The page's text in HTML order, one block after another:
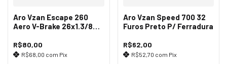
Aro Vzan Escape 260
Aero V-Brake 26x1.3/8
R$80,00
R$68,00 com Pix
Aro Vzan Speed 700 32
Furos Preto P/ Ferradura
R$62,00
R$52,70 com Pix